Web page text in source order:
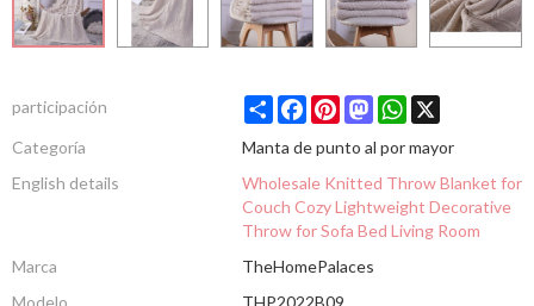
participación ShareFacebookPinterestMastodonWhatsApp
X
Categoría
Manta de punto al por mayor
English details
Wholesale Knitted Throw Blanket for
Couch Cozy Lightweight Decorative
Throw for Sofa Bed Living Room
Marca
TheHomePalaces
Modelo
THP2022B09